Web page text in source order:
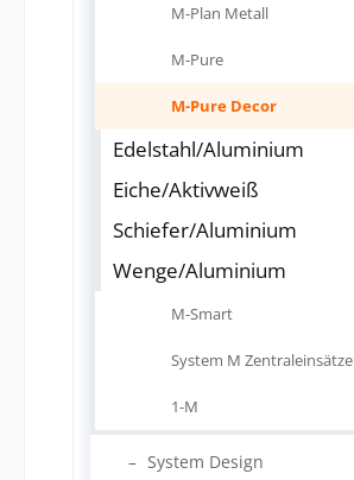
M-Plan Metall
M-Pure
M-Pure Decor
Edelstahl/Aluminium
Eiche/Aktivweiß
Schiefer/Aluminium
Wenge/Aluminium
M-Smart
System M Zentraleinsätze
1-M
System Design